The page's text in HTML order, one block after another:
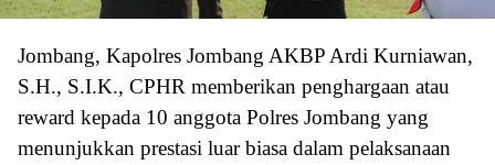
Jombang, Kapolres Jombang AKBP Ardi Kurniawan,
S.H., S.I.K., CPHR memberikan penghargaan atau
reward kepada 10 anggota Polres Jombang yang
menunjukkan prestasi luar biasa dalam pelaksanaan